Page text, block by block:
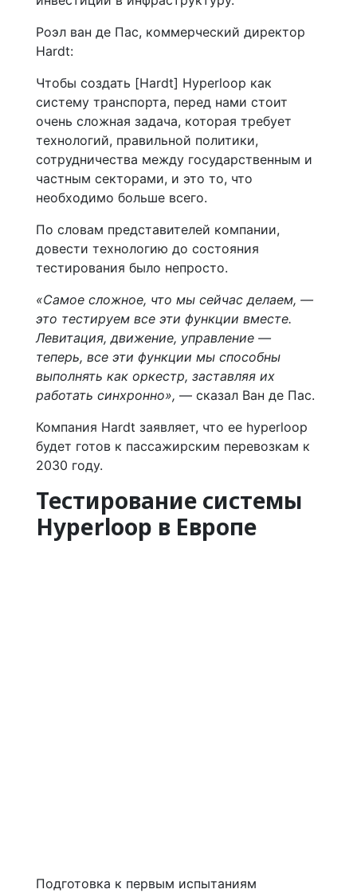
Роэл ван де Пас, коммерческий директор
Hardt:
Чтобы создать [Hardt] Hyperloop как
систему транспорта, перед нами стоит
очень сложная задача, которая требует
технологий, правильной политики,
сотрудничества между государственным и
частным секторами, и это то, что
необходимо больше всего.
По словам представителей компании,
довести технологию до состояния
тестирования было непросто.
«Самое сложное, что мы сейчас делаем, —
это тестируем все эти функции вместе.
Левитация, движение, управление —
теперь, все эти функции мы способны
выполнять как оркестр, заставляя их
работать синхронно», — сказал Ван де Пас.
Компания Hardt заявляет, что ее hyperloop
будет готов к пассажирским перевозкам к
2030 году.
Тестирование системы
Hyperloop в Европе
Подготовка к первым испытаниям